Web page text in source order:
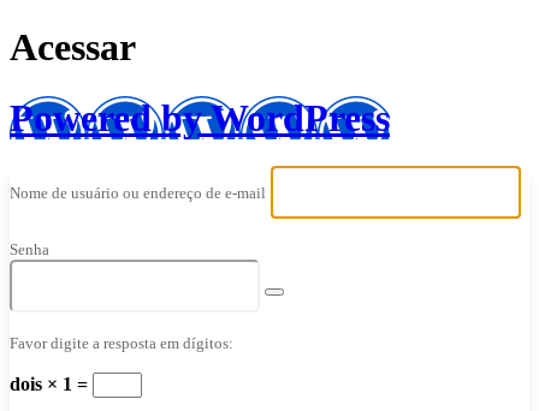
Acessar
Powered by WordPress
Nome de usuário ou endereço de e-mail
Senha
Favor digite a resposta em dígitos:
dois × 1 =